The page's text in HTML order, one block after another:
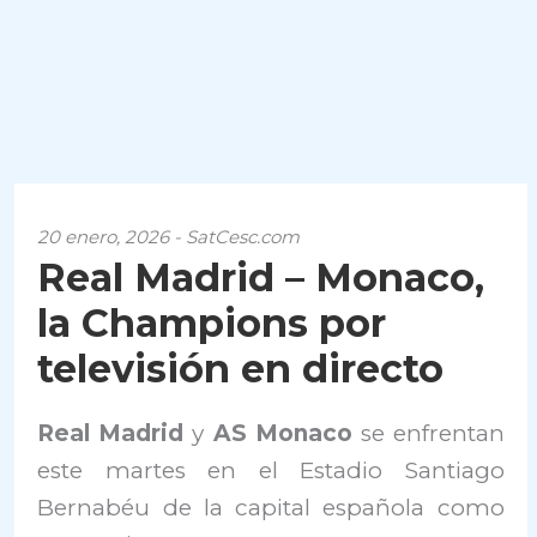
20 enero, 2026 - SatCesc.com
Real Madrid – Monaco,
la Champions por
televisión en directo
Real Madridy AS Monaco se enfrentan
este martes en el Estadio Santiago
Bernabéu de la capital española como